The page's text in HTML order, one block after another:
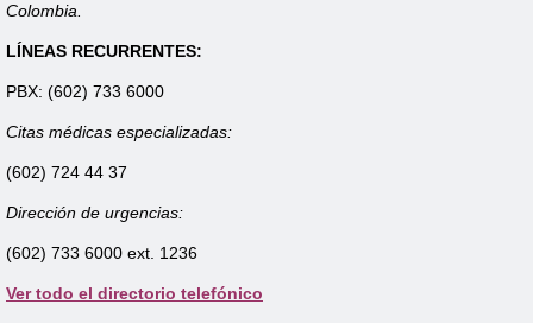
Colombia.
LÍNEAS RECURRENTES:
PBX: (602) 733 6000
Citas médicas especializadas:
(602) 724 44 37
Dirección de urgencias:
(602) 733 6000 ext. 1236
Ver todo el directorio telefónico